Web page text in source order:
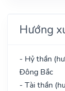
Hướng
- Hỷ thần
Đông Bắc
- Tài thần